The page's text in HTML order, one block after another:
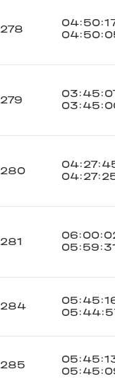
278
279
280
281
284
285